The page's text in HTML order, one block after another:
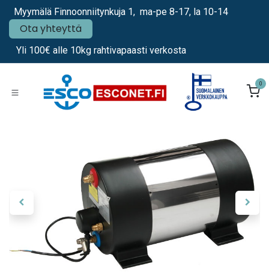
Siirry sisältöön
Myymälä Finnoonniitynkuja 1, ma-pe 8-17, la 10-14
Ota yhteyttä
Yli 100€ alle 10kg rahtivapaasti verkosta
0